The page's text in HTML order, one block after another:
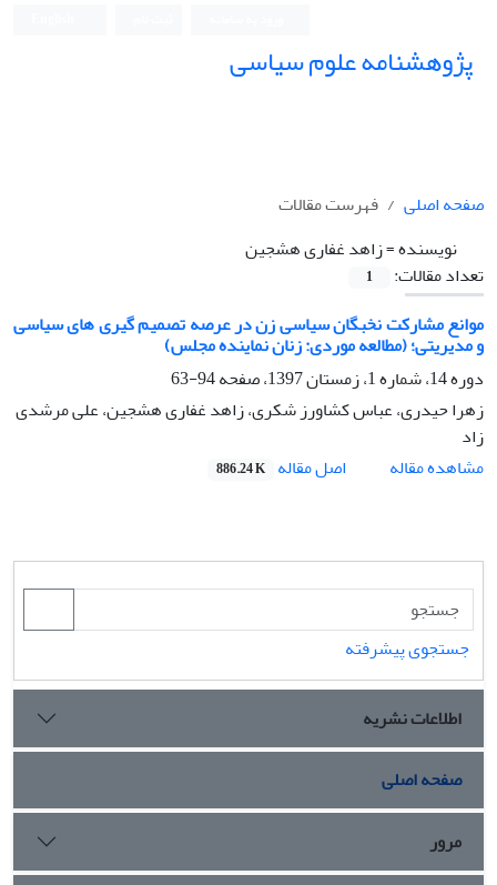
پژوهشنامه علوم سیاسی
صفحه اصلی
فهرست مقالات
نویسنده =زاهد غفاری هشجین
تعداد مقالات:
1
موانع مشارکت نخبگان سیاسی زن در عرصه تصمیم گیری های سیاسی
و مدیریتی؛ (مطالعه موردی: زنان نماینده مجلس)
دوره 14، شماره 1، زمستان 1397، صفحه
94-63
زهرا حیدری، عباس کشاورز شکری، زاهد غفاری هشجین، علی مرشدی
زاد
مشاهده مقاله
اصل مقاله 886.24 K
جستجوی پیشرفته
اطلاعات نشریه
صفحه اصلی
مرور